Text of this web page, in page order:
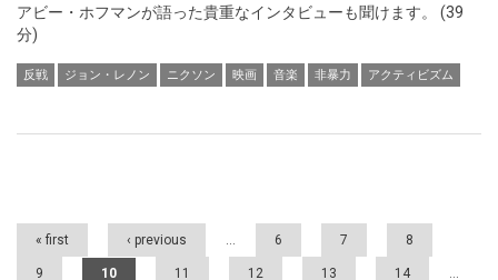
アビー・ホフマンが語った貴重なインタビューも聞けます。 (39
分)
反戦 ジョン・レノン ニクソン 映画 音楽 非暴力 アクティビズム
Pages
« first ‹ previous … 6 7 8
9 10 11 12 13 14 …